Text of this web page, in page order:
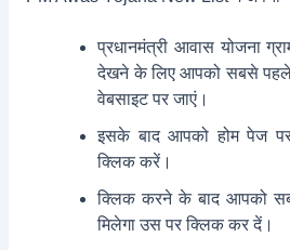
प्रधानमंत्री आवास योजना
देखने के लिए आपको सबसे पहले
वेबसाइट पर जाएं।
इसके बाद आपको होम पेज
क्लिक करें।
क्लिक करने के बाद आपको
मिलेगा उस पर क्लिक कर दें।